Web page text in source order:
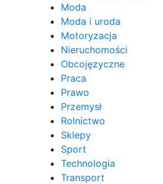
Moda
Moda i uroda
Motoryzacja
Nieruchomości
Obcojęzyczne
Praca
Prawo
Przemysł
Rolnictwo
Sklepy
Sport
Technologia
Transport